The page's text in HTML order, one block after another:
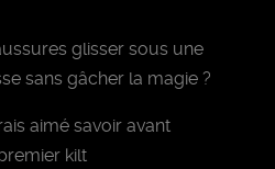
glisser sous une
sans gâcher la magie ?
aimé savoir avant
kilt